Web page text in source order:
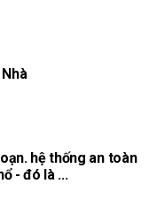
hệ thống an toàn
- đó là ...